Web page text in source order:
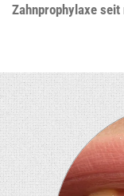
Zahnprophylaxe